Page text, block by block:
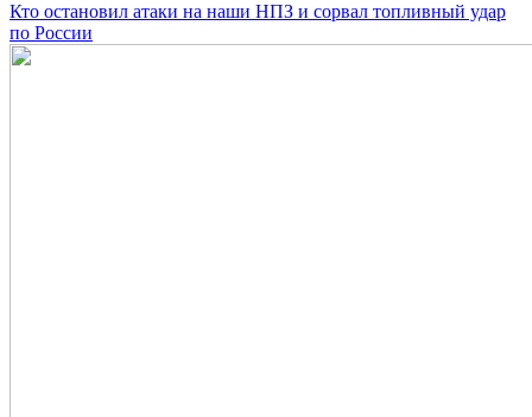
Кто остановил атаки на наши НПЗ и сорвал топливный удар
по России